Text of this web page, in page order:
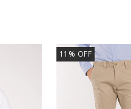
11 % OFF